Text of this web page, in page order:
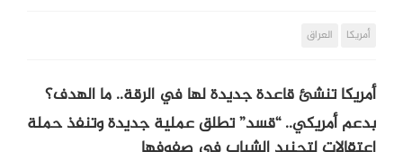
أمريكا العراق
أمريكا تنشئ قاعدة جديدة لها في الرقة.. ما الهدف؟
بدعم أمريكي.. “قسد” تطلق عملية جديدة وتنفذ حملة